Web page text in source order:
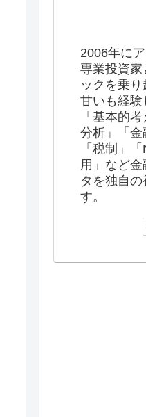
2006年に
専業投資家
ックを乗
甘いも経
「基本的
分析」「金
「税制」
用」など
タを独自
す。